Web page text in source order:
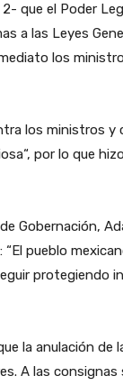
que el Poder
a las Leyes
los
los ministros y
por lo que
Gobernación,
pueblo
protegiendo
la anulación de
A las consignas